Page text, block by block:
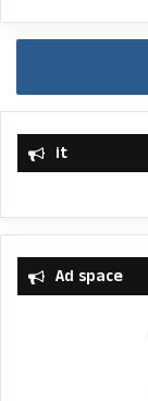
it
Ad space